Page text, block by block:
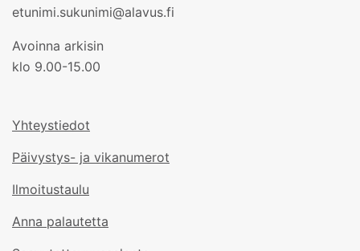
etunimi.sukunimi@alavus.fi
Avoinna arkisin
klo 9.00-15.00
Yhteystiedot
Päivystys- ja vikanumerot
Ilmoitustaulu
Anna palautetta